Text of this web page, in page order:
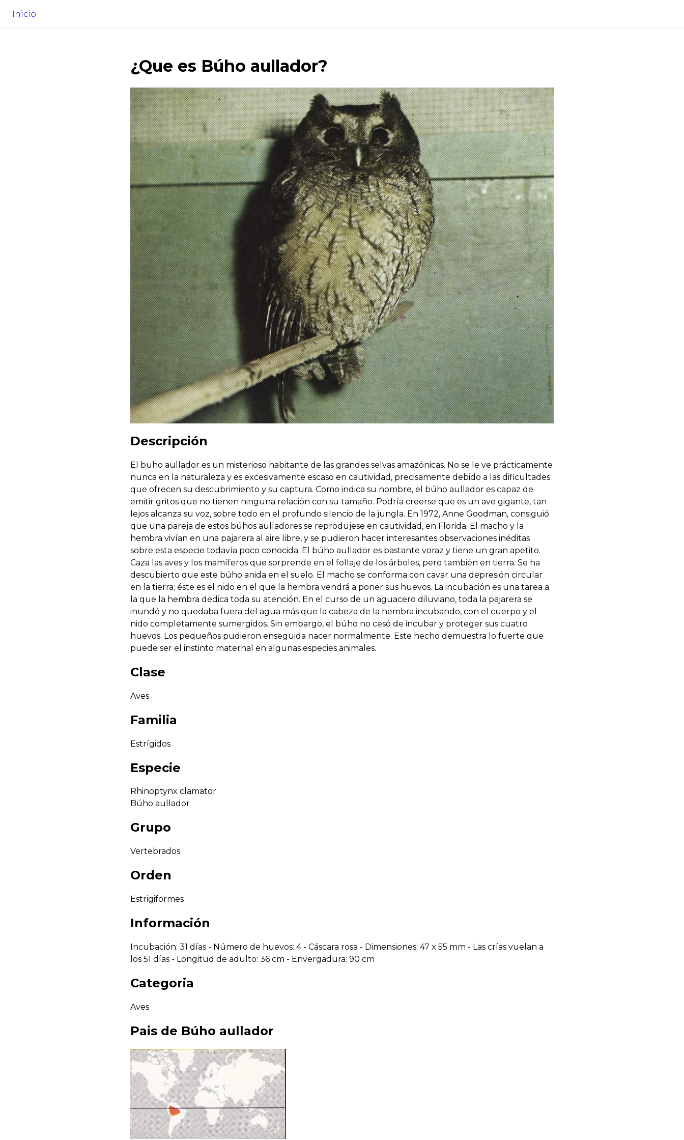
Inicio
¿Que es Búho aullador?
Descripción
El buho aullador es un misterioso habitante de las grandes selvas amazónicas. No se le ve prácticamente
nunca en la naturaleza y es excesivamente escaso en cautividad, precisamente debido a las dificultades
que ofrecen su descubrimiento y su captura. Como indica su nombre, el búho aullador es capaz de
emitir gritos que no tienen ninguna relación con su tamaño. Podría creerse que es un ave gigante, tan
lejos alcanza su voz, sobre todo en el profundo silencio de la jungla. En 1972, Anne Goodman, consiguió
que una pareja de estos búhos aulladores se reprodujese en cautividad, en Florida. El macho y la
hembra vivían en una pajarera al aire libre, y se pudieron hacer interesantes observaciones inéditas
sobre esta especie todavía poco conocida. El búho aullador es bastante voraz y tiene un gran apetito.
Caza las aves y los mamíferos que sorprende en el follaje de los árboles, pero también en tierra. Se ha
descubierto que este búho anida en el suelo. El macho se conforma con cavar una depresión circular
en la tierra; éste es el nido en el que la hembra vendrá a poner sus huevos. La incubación es una tarea a
la que la hembra dedica toda su atención. En el curso de un aguacero diluviano, toda la pajarera se
inundó y no quedaba fuera del agua más que la cabeza de la hembra incubando, con el cuerpo y el
nido completamente sumergidos. Sin embargo, el búho no cesó de incubar y proteger sus cuatro
huevos. Los pequeños pudieron enseguida nacer normalmente. Este hecho demuestra lo fuerte que
puede ser el instinto maternal en algunas especies animales.
Clase
Aves
Familia
Estrígidos
Especie
Rhinoptynx clamator
Búho aullador
Grupo
Vertebrados
Orden
Estrigiformes
Información
Incubación: 31 días - Número de huevos: 4 - Cáscara rosa - Dimensiones: 47 x 55 mm - Las crías vuelan a
los 51 días - Longitud de adulto: 36 cm - Envergadura: 90 cm
Categoria
Aves
Pais de Búho aullador